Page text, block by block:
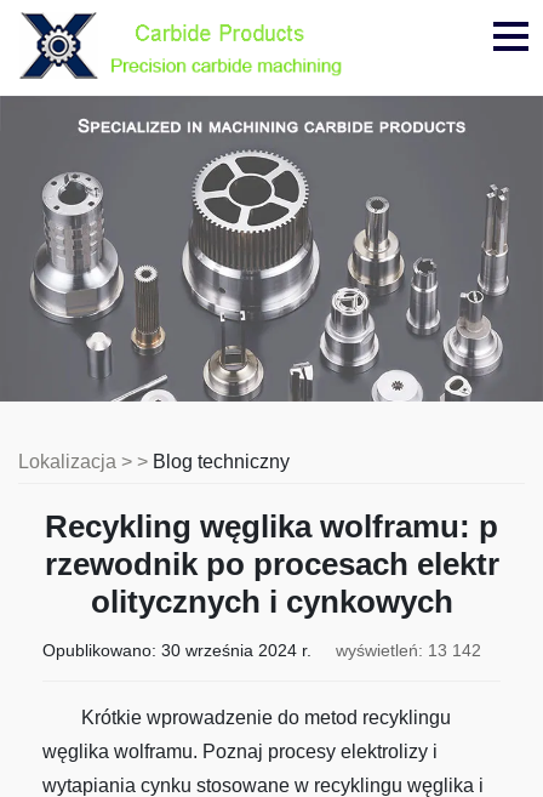
Lokalizacja > > Blog techniczny
Recykling węglika wolframu: p
rzewodnik po procesach elektr
olitycznych i cynkowych
Opublikowano: 30 września 2024 r. wyświetleń: 13 142
Krótkie wprowadzenie do metod recyklingu
węglika wolframu. Poznaj procesy elektrolizy i
wytapiania cynku stosowane w recyklingu węglika i